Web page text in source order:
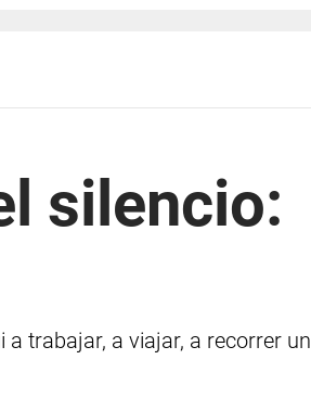
silencio:
trabajar, a viajar, a recorrer un